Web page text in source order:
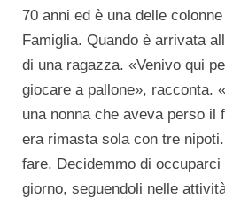
70 anni ed è una delle
Famiglia. Quando è arrivata
di una ragazza. «Venivo qui
giocare a pallone», racconta.
una nonna che aveva perso il
era rimasta sola con tre
fare. Decidemmo di
giorno, seguendoli nelle